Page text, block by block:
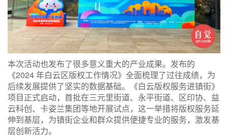
本次活动也发布了很多意义重大的产业成果。发布的
《2024 年白云区版权工作情况》全面梳理了过往成绩，为
后续发展提供了坚实的数据基础。《白云版权服务进镇街》
项目正式启动，首批在三元里街道、永平街道、区印协、益
云科创、卡姿兰集团等地开展试点，这一举措将版权服务延
伸到基层，为镇街企业和群众提供便捷专业的服务，激发基
层创新活力。